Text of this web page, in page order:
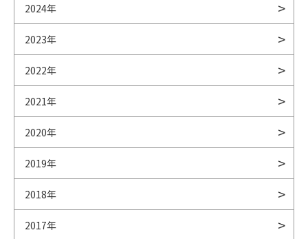
2024年
2023年
2022年
2021年
2020年
2019年
2018年
2017年